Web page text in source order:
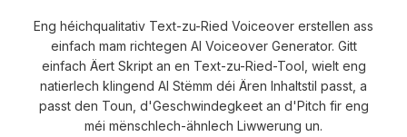
Eng héichqualitativ Text-zu-Ried Voiceover erstellen ass
einfach mam richtegen AI Voiceover Generator. Gitt
einfach Äert Skript an en Text-zu-Ried-Tool, wielt eng
natierlech klingend AI Stëmm déi Ären Inhaltstil passt, a
passt den Toun, d'Geschwindegkeet an d'Pitch fir eng
méi mënschlech-ähnlech Liwwerung un.